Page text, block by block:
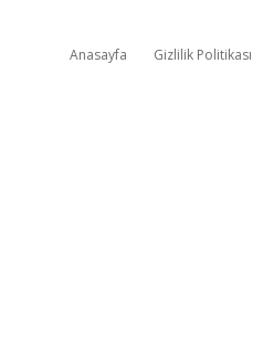
Anasayfa Gizlilik Politikası